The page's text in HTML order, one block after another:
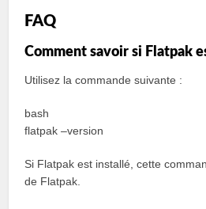
FAQ
Comment savoir si Flatpak
Utilisez la commande suivante :
bash
flatpak –version
Si Flatpak est installé, cette
de Flatpak.